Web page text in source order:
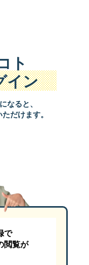
ト
イン
なると、
だけます。
で
閲覧が